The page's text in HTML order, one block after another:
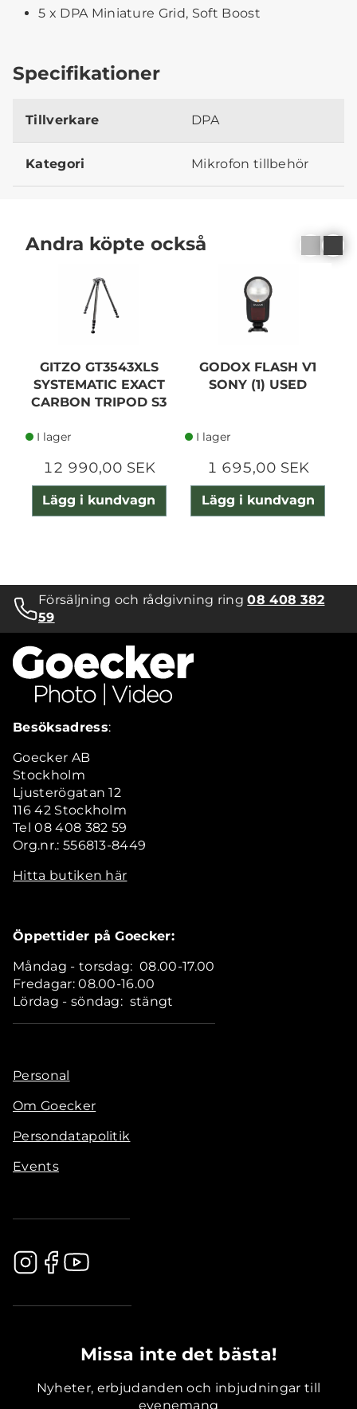
5 x DPA Miniature Grid, Soft Boost
Specifikationer
Tillverkare DPA
Kategori Mikrofon tillbehör
Andra köpte också
GITZO GT3543XLS
SYSTEMATIC EXACT
CARBON TRIPOD S3
I lager
12 990,00 SEK
Lägg i kundvagn
GODOX FLASH V1
SONY (1) USED
I lager
1 695,00 SEK
Lägg i kundvagn
Försäljning och rådgivning ring08 408 382
59
Besöksadress:
Goecker AB
Stockholm
Ljusterögatan 12
116 42 Stockholm
Tel 08 408 382 59
Org.nr.: 556813-8449
Hitta butiken här
Öppettider på Goecker:
Måndag - torsdag: 08.00-17.00
Fredagar: 08.00-16.00
Lördag - söndag: stängt
Personal
Om Goecker
Persondatapolitik
Events
Missa inte det bästa!
Nyheter, erbjudanden och inbjudningar till
evenemang